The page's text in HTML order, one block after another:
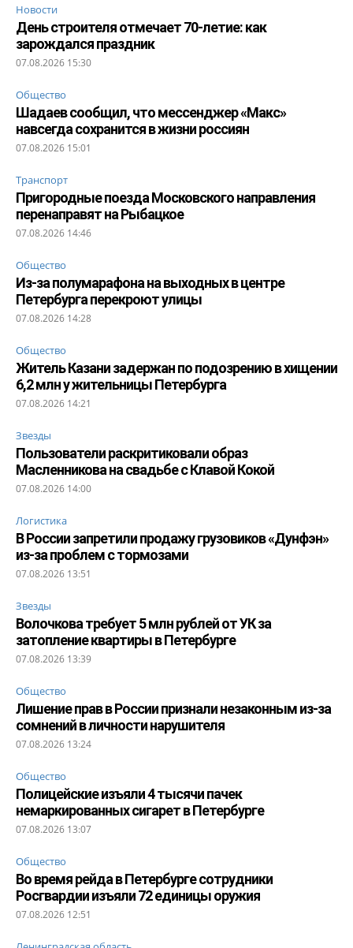
Новости
День строителя отмечает 70-летие: как
зарождался праздник
07.08.2026 15:30
Общество
Шадаев сообщил, что мессенджер «Макс»
навсегда сохранится в жизни россиян
07.08.2026 15:01
Транспорт
Пригородные поезда Московского направления
перенаправят на Рыбацкое
07.08.2026 14:46
Общество
Из-за полумарафона на выходных в центре
Петербурга перекроют улицы
07.08.2026 14:28
Общество
Житель Казани задержан по подозрению в хищении
6,2 млн у жительницы Петербурга
07.08.2026 14:21
Звезды
Пользователи раскритиковали образ
Масленникова на свадьбе с Клавой Кокой
07.08.2026 14:00
Логистика
В России запретили продажу грузовиков «Дунфэн»
из-за проблем с тормозами
07.08.2026 13:51
Звезды
Волочкова требует 5 млн рублей от УК за
затопление квартиры в Петербурге
07.08.2026 13:39
Общество
Лишение прав в России признали незаконным из-за
сомнений в личности нарушителя
07.08.2026 13:24
Общество
Полицейские изъяли 4 тысячи пачек
немаркированных сигарет в Петербурге
07.08.2026 13:07
Общество
Во время рейда в Петербурге сотрудники
Росгвардии изъяли 72 единицы оружия
07.08.2026 12:51